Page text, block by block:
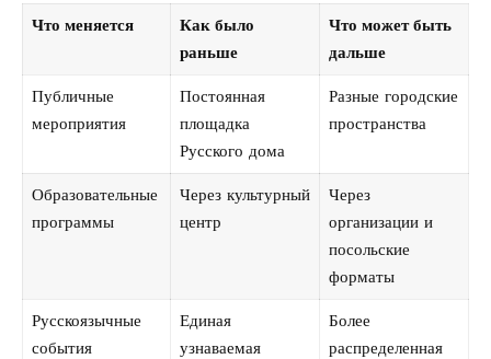
Что меняется
Как было
раньше
Что может быть
дальше
Публичные
мероприятия
Постоянная
площадка
Русского дома
Разные городские
пространства
Образовательные
программы
Через культурный
центр
Через
организации и
посольские
форматы
Русскоязычные
события
Единая
узнаваемая
Более
распределенная